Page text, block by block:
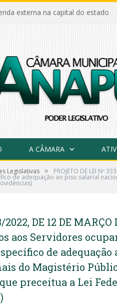
externa na capital do estado
A CÂMARA
Legislativas » PROJETO DE LEI Nº
de adequação ao piso salarial
DE 12 DE
aos Servidores
de adequação
do Magistério
preceitua a Lei